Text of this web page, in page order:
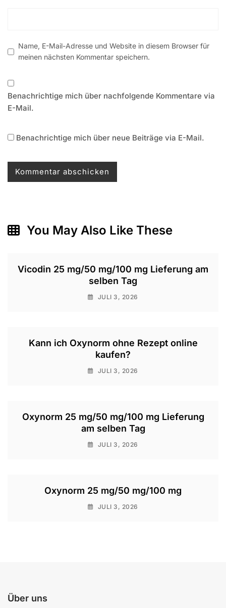
Name, E-Mail-Adresse und Website in diesem Browser für
meinen nächsten Kommentar speichern.
Benachrichtige mich über nachfolgende Kommentare via
E-Mail.
Benachrichtige mich über neue Beiträge via E-Mail.
You May Also Like These
Vicodin 25 mg/50 mg/100 mg Lieferung am
selben Tag
JULI 3, 2026
Kann ich Oxynorm ohne Rezept online
kaufen?
JULI 3, 2026
Oxynorm 25 mg/50 mg/100 mg Lieferung
am selben Tag
JULI 3, 2026
Oxynorm 25 mg/50 mg/100 mg
JULI 3, 2026
Über uns